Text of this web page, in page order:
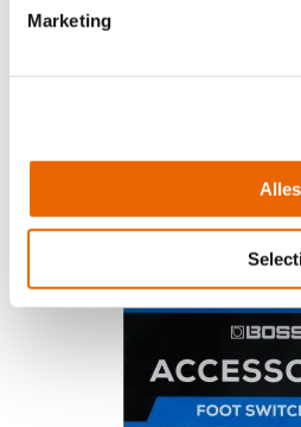
Marketing
RockBoard Power Supply 9VDC